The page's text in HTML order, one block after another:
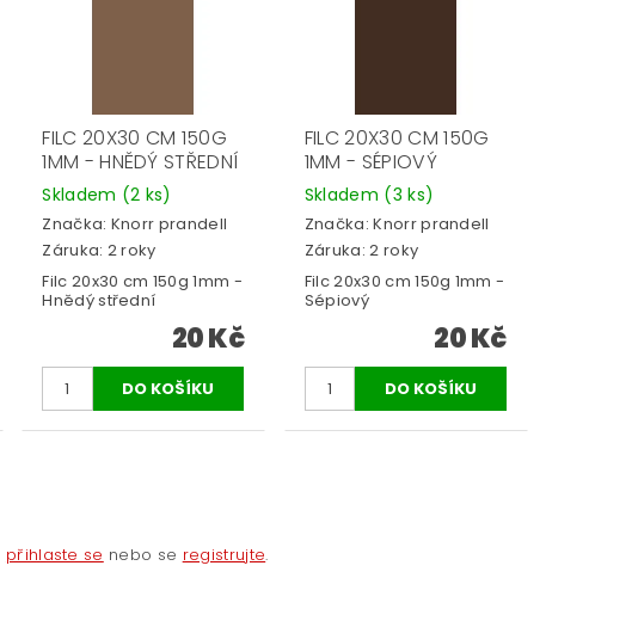
FILC 20X30 CM 150G
1MM - HNĚDÝ STŘEDNÍ
Skladem (2 ks)
Značka: Knorr prandell
Záruka: 2 roky
Filc 20x30 cm 150g 1mm -
Hnědý střední
20 Kč
FILC 20X30 CM 150G
1MM - SÉPIOVÝ
Skladem (3 ks)
Značka:Knorr prandell
Záruka: 2 roky
Filc 20x30 cm 150g 1mm -
Sépiový
20 Kč
přihlaste se nebo se registrujte.